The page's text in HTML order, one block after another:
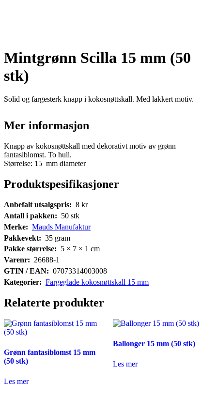
Mintgrønn Scilla 15 mm (50
stk)
Solid og fargesterk knapp i kokosnøttskall. Med lakkert motiv.
Mer informasjon
Knapp av kokosnøttskall med dekorativt motiv av grønn
fantasiblomst. To hull.
Størrelse: 15 mm diameter
Produktspesifikasjoner
Anbefalt utsalgspris: 8 kr
Antall i pakken: 50 stk
Merke: Mauds Manufaktur
Pakkevekt: 35 gram
Pakke størrelse: 5 × 7 × 1 cm
Varenr: 26688-1
GTIN / EAN: 07073314003008
Kategorier: Fargeglade kokosnøttskall 15 mm
Relaterte produkter
Grønn fantasiblomst 15 mm
(50 stk)
Les mer
Ballonger 15 mm (50 stk)
Les mer